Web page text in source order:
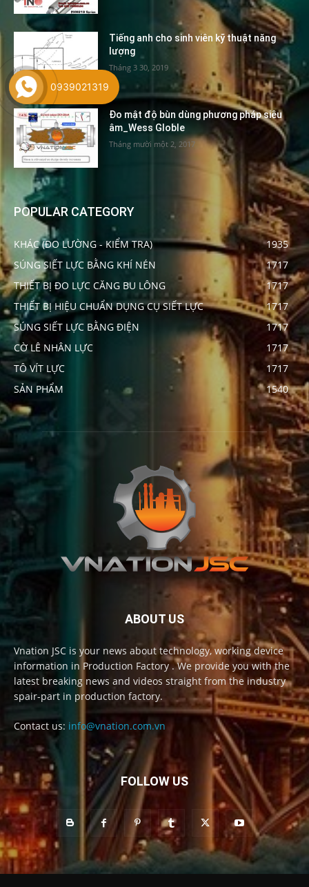
Tiếng anh cho sinh viên kỹ thuật năng
lượng
Tháng 3 30, 2019
Đo mật độ bùn dùng phương pháp siêu
âm_Wess Globle
Tháng mười một 2, 2017
POPULAR CATEGORY
KHÁC (ĐO LƯỜNG - KIỂM TRA)
1935
SÚNG SIẾT LỰC BẰNG KHÍ NÉN
1717
THIẾT BỊ ĐO LỰC CĂNG BU LÔNG
1717
THIẾT BỊ HIỆU CHUẨN DỤNG CỤ SIẾT LỰC
1717
SÚNG SIẾT LỰC BẰNG ĐIỆN
1717
CỜ LÊ NHÂN LỰC
1717
TÔ VÍT LỰC
1717
SẢN PHẨM
1540
ABOUT US
Vnation JSC is your news about technology, working device
information in Production Factory . We provide you with the
latest breaking news and videos straight from the industry
spair-part in production factory.
Contact us: info@vnation.com.vn
FOLLOW US
0939021319